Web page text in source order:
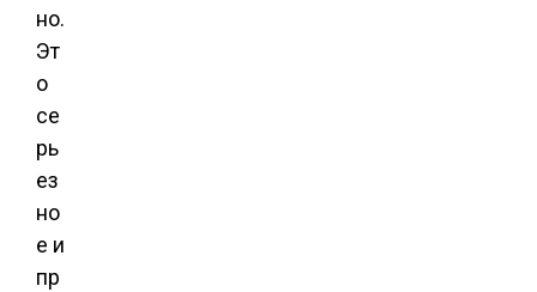
но.
Эт
о
се
рь
ез
но
е и
пр